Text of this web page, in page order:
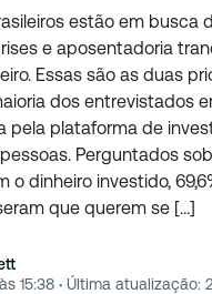
estão em busca
e aposentadoria
Essas são as duas
dos entrevistados
pela plataforma de
Perguntados
o dinheiro investido,
que querem se […]
15:38 · Última atualização: